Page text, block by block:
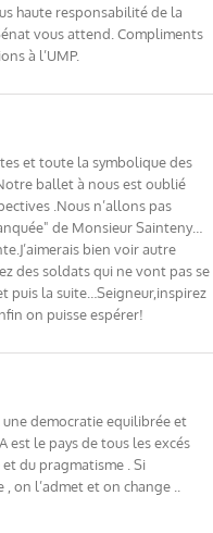
haute responsabilité de la
vous attend. Compliments
à l’UMP.
et toute la symbolique des
ballet à nous est oublié
.Nous n’allons pas
de Monsieur Sainteny…
bien voir autre
des soldats qui ne vont pas se
puis la suite…Seigneur,inspirez
on puisse espérer!
une democratie equilibrée et
est le pays de tous les excés
et du pragmatisme . Si
on l’admet et on change ..